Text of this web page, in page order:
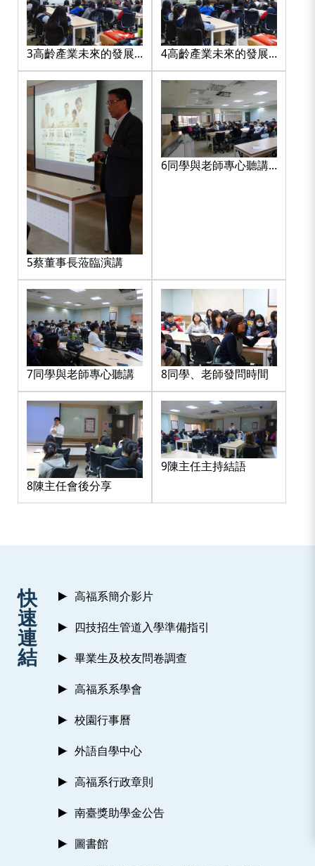
3高齡產業未來的發展
與展望(1)
4高齡產業未來的發展
與展望(2)
5蔡董事長蒞臨演講
6同學與老師專心聽講
7同學與老師專心聽講 8同學、老師發問時間
8陳主任會後分享
9陳主任主持結語
快
速
連
結
高福系簡介影片
四技招生管道入學準備指引
畢業生及校友問卷調查
高福系系學會
校園行事曆
外語自學中心
高福系行政章則
南臺獎助學金公告
圖書館